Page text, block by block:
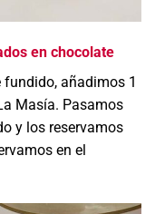
en chocolate
fundido, añadimos 1
Masía. Pasamos
y los reservamos
en el